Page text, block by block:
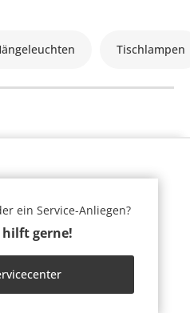
Tischlampen
ein Service-Anliegen?
gerne!